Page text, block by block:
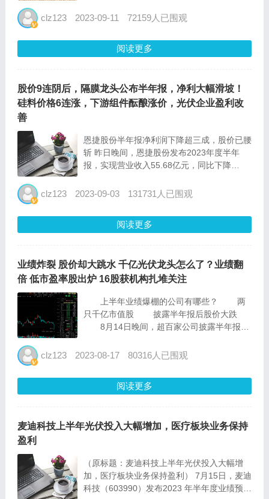
间的企业不多，可谓是“冰火两重天”。 光伏胶
2023年半年报...
clz123 2023-09-11 72159人已围观
阅读更多
股价9连阴后，隔膜龙头公布半年报，净利大幅滑坡！
硅料价格6连涨，下游组件酝酿涨价，光伏企业盈利改
善
恩捷股份半年报净利润下降超三成，股价已腰
斩 昨日晚间，恩捷股份发布2023年度半年
报，实现营业收入55.68亿元，同比下降
同比下滑；实现归母净利润14.05亿元，同比
利率与...
clz123 2023-09-03 131731人已围观
阅读更多
业绩炸裂 股价却大跳水 千亿光伏龙头怎么了？业绩翻
倍 低市盈率股出炉 16股获机构扎堆关注
上半年业绩爆棚的公司有哪些？ 两
只千亿市值股 披露半年报后股价大跌
8月14日晚间，超百家公司披露半年报，
在列。 半年报显示，晶科能源上半年实
clz123 2023-08-17 80316人已围观
阅读更多
麦迪科技上半年光伏投入大幅增加，医疗板块业务保持
盈利
（原标题：麦迪科技上半年光伏投入大幅增
加，医疗板块业务保持盈利） 7月15日，麦迪
科技（603990）发布2023 年半年度业绩预